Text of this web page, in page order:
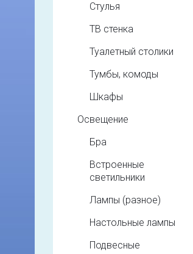
Стулья
ТВ стенка
Туалетный столики
Тумбы, комоды
Шкафы
Освещение
Бра
Встроенные
светильники
Лампы (разное)
Настольные лампы
Подвесные